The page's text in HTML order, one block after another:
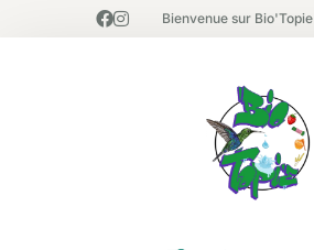
Bienvenue sur Bio'Topie